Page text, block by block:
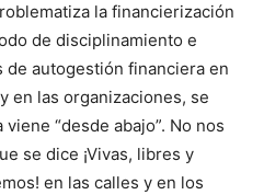
la financierización
de disciplinamiento e
autogestión financiera en
en las organizaciones, se
“desde abajo”. No nos
se dice ¡Vivas, libres y
en las calles y en los